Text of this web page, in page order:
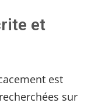
et
est
sur